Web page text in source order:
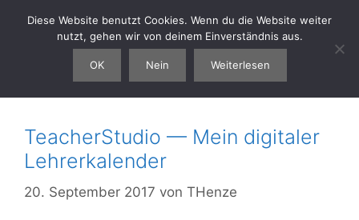
Inhaltthenze.eu Menü
Software
TeacherStudio — Mein digitaler
Lehrerkalender
20. September 2017 von THenze
Diese Website benutzt Cookies. Wenn du die Website weiter
nutzt, gehen wir von deinem Einverständnis aus.
OK Nein Weiterlesen